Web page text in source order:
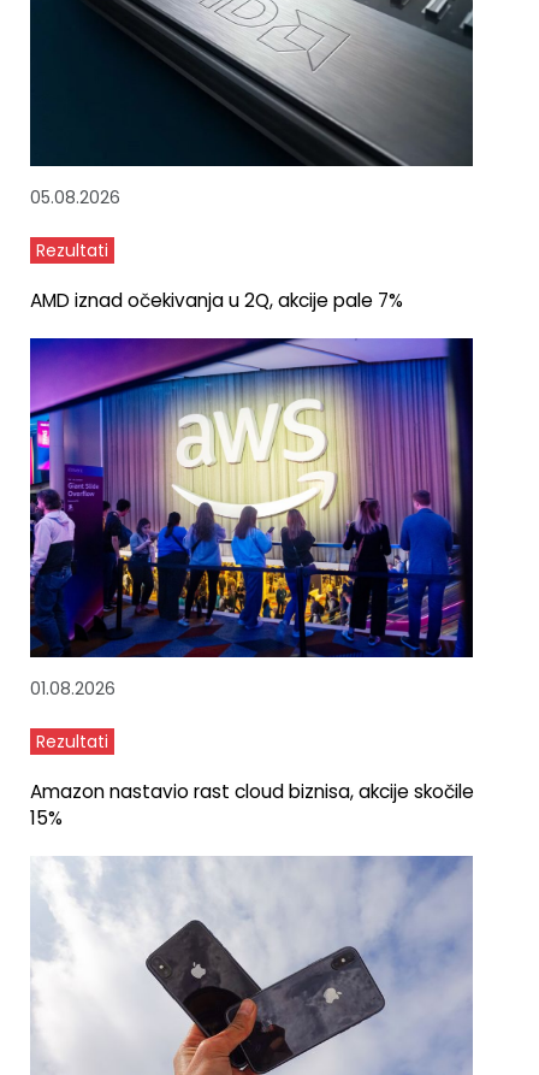
05.08.2026
Rezultati
AMD iznad očekivanja u 2Q, akcije pale 7%
01.08.2026
Rezultati
Amazon nastavio rast cloud biznisa, akcije skočile
15%